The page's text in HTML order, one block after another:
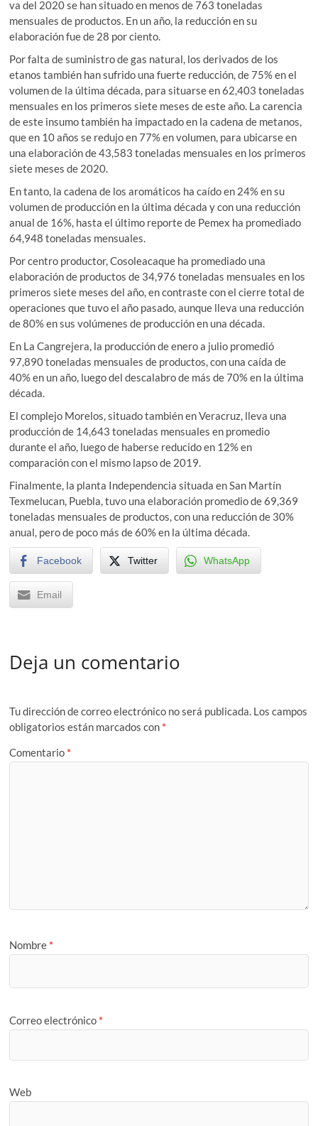
va del 2020 se han situado en menos de 763 toneladas
mensuales de productos. En un año, la reducción en su
elaboración fue de 28 por ciento.
Por falta de suministro de gas natural, los derivados de los
etanos también han sufrido una fuerte reducción, de 75% en el
volumen de la última década, para situarse en 62,403 toneladas
mensuales en los primeros siete meses de este año. La carencia
de este insumo también ha impactado en la cadena de metanos,
que en 10 años se redujo en 77% en volumen, para ubicarse en
una elaboración de 43,583 toneladas mensuales en los primeros
siete meses de 2020.
En tanto, la cadena de los aromáticos ha caído en 24% en su
volumen de producción en la última década y con una reducción
anual de 16%, hasta el último reporte de Pemex ha promediado
64,948 toneladas mensuales.
Por centro productor, Cosoleacaque ha promediado una
elaboración de productos de 34,976 toneladas mensuales en los
primeros siete meses del año, en contraste con el cierre total de
operaciones que tuvo el año pasado, aunque lleva una reducción
de 80% en sus volúmenes de producción en una década.
En La Cangrejera, la producción de enero a julio promedió
97,890 toneladas mensuales de productos, con una caída de
40% en un año, luego del descalabro de más de 70% en la última
década.
El complejo Morelos, situado también en Veracruz, lleva una
producción de 14,643 toneladas mensuales en promedio
durante el año, luego de haberse reducido en 12% en
comparación con el mismo lapso de 2019.
Finalmente, la planta Independencia situada en San Martín
Texmelucan, Puebla, tuvo una elaboración promedio de 69,369
toneladas mensuales de productos, con una reducción de 30%
anual, pero de poco más de 60% en la última década.
Facebook Twitter WhatsApp
Email
Deja un comentario
Tu dirección de correo electrónico no será publicada. Los campos
obligatorios están marcados con *
Comentario *
Nombre *
Correo electrónico *
Web